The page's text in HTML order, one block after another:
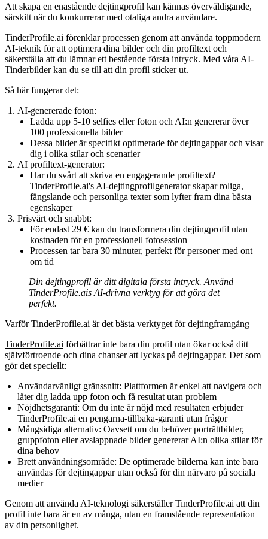
Att skapa en enastående dejtingprofil kan kännas överväldigande,
särskilt när du konkurrerar med otaliga andra användare.
TinderProfile.ai förenklar processen genom att använda toppmodern
AI-teknik för att optimera dina bilder och din profiltext och
säkerställa att du lämnar ett bestående första intryck. Med våra AI-
Tinderbilderkan du se till att din profil sticker ut.
Så här fungerar det:
AI-genererade foton:
Ladda upp 5-10 selfies eller foton och AI:n genererar över
100 professionella bilder
Dessa bilder är specifikt optimerade för dejtingappar och visar
dig i olika stilar och scenarier
AI profiltext-generator:
Har du svårt att skriva en engagerande profiltext?
TinderProfile.ai's AI-dejtingprofilgeneratorskapar roliga,
fängslande och personliga texter som lyfter fram dina bästa
egenskaper
Prisvärt och snabbt:
För endast 29 € kan du transformera din dejtingprofil utan
kostnaden för en professionell fotosession
Processen tar bara 30 minuter, perfekt för personer med ont
om tid
Din dejtingprofil är ditt digitala första intryck. Använd
TinderProfile.ais AI-drivna verktyg för att göra det
perfekt.
Varför TinderProfile.ai är det bästa verktyget för dejtingframgång
TinderProfile.ai förbättrar inte bara din profil utan ökar också ditt
självförtroende och dina chanser att lyckas på dejtingappar. Det som
gör det speciellt:
Användarvänligt gränssnitt: Plattformen är enkel att navigera och
låter dig ladda upp foton och få resultat utan problem
Nöjdhetsgaranti: Om du inte är nöjd med resultaten erbjuder
TinderProfile.ai en pengarna-tillbaka-garanti utan frågor
Mångsidiga alternativ: Oavsett om du behöver porträttbilder,
gruppfoton eller avslappnade bilder genererar AI:n olika stilar för
dina behov
Brett användningsområde: De optimerade bilderna kan inte bara
användas för dejtingappar utan också för din närvaro på sociala
medier
Genom att använda AI-teknologi säkerställer TinderProfile.ai att din
profil inte bara är en av många, utan en framstående representation
av din personlighet.